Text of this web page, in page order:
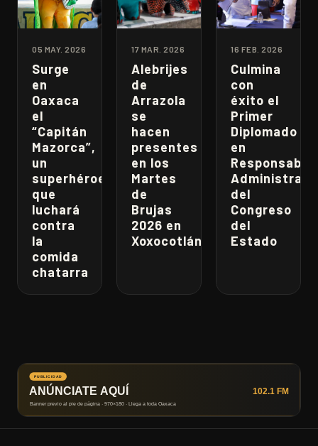
05 MAY. 2026
Surge
en
Oaxaca
el
“Capitán
Mazorca”,
un
superhéroe
que
luchará
contra
la
comida
chatarra
17 MAR. 2026
Alebrijes
de
Arrazola
se
hacen
presentes
en los
Martes
de
Brujas
2026 en
Xoxocotlán
16 FEB. 2026
Culmina
con
éxito el
Primer
Diplomado
en
del
Congreso
del
Estado